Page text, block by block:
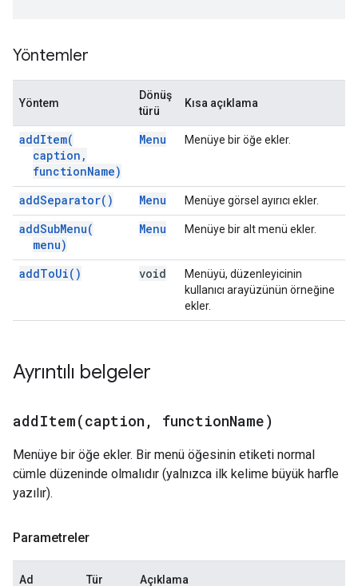
Yöntemler
Yöntem
Dönüş
türü
Kısa açıklama
addItem(
caption ,
functionName)
Menu Menüye bir öğe ekler.
addSeparator( ) Menu Menüye görsel ayırıcı ekler.
addSubMenu(
menu)
Menu Menüye bir alt menü ekler.
addToUi( ) void
Menüyü, düzenleyicinin
kullanıcı arayüzünün örneğine
ekler.
Ayrıntılı belgeler
addItem(caption , functionName)
Menüye bir öğe ekler. Bir menü öğesinin etiketi normal
cümle düzeninde olmalıdır (yalnızca ilk kelime büyük harfle
yazılır).
Parametreler
Ad Tür Açıklama